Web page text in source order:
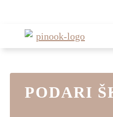
PODARI